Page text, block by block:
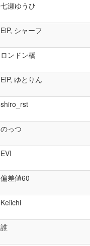
七瀬ゆうひ
EiP, シャーフ
ロンドン橋
EiP, ゆとりん
shiro_rst
のっつ
EVI
偏差値60
Keiichi
誰